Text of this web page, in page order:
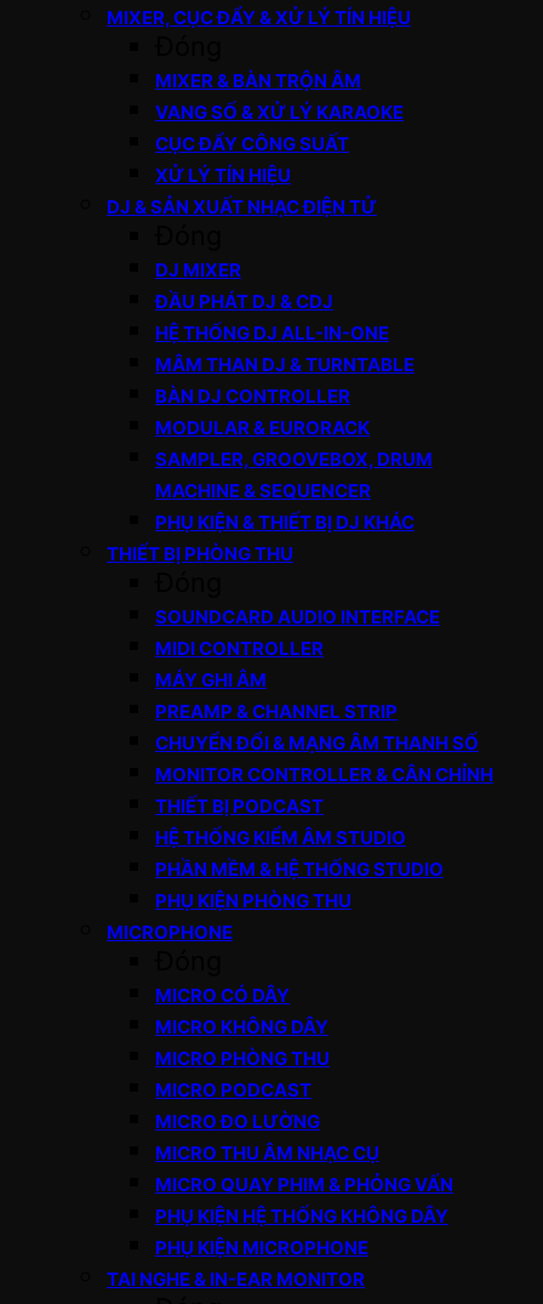
MIXER, CỤC ĐẨY & XỬ LÝ TÍN HIỆU
MIXER & BÀN TRỘN ÂM
VANG SỐ & XỬ LÝ KARAOKE
CỤC ĐẨY CÔNG SUẤT
XỬ LÝ TÍN HIỆU
DJ & SẢN XUẤT NHẠC ĐIỆN TỬ
DJ MIXER
ĐẦU PHÁT DJ & CDJ
HỆ THỐNG DJ ALL-IN-ONE
MÂM THAN DJ & TURNTABLE
BÀN DJ CONTROLLER
MODULAR & EURORACK
SAMPLER, GROOVEBOX, DRUM
MACHINE & SEQUENCER
PHỤ KIỆN & THIẾT BỊ DJ KHÁC
THIẾT BỊ PHÒNG THU
SOUNDCARD AUDIO INTERFACE
MIDI CONTROLLER
MÁY GHI ÂM
PREAMP & CHANNEL STRIP
CHUYỂN ĐỔI & MẠNG ÂM THANH SỐ
MONITOR CONTROLLER & CÂN CHỈNH
THIẾT BỊ PODCAST
HỆ THỐNG KIỂM ÂM STUDIO
PHẦN MỀM & HỆ THỐNG STUDIO
PHỤ KIỆN PHÒNG THU
MICROPHONE
MICRO CÓ DÂY
MICRO KHÔNG DÂY
MICRO PHÒNG THU
MICRO PODCAST
MICRO ĐO LƯỜNG
MICRO THU ÂM NHẠC CỤ
MICRO QUAY PHIM & PHỎNG VẤN
PHỤ KIỆN HỆ THỐNG KHÔNG DÂY
PHỤ KIỆN MICROPHONE
TAI NGHE & IN-EAR MONITOR